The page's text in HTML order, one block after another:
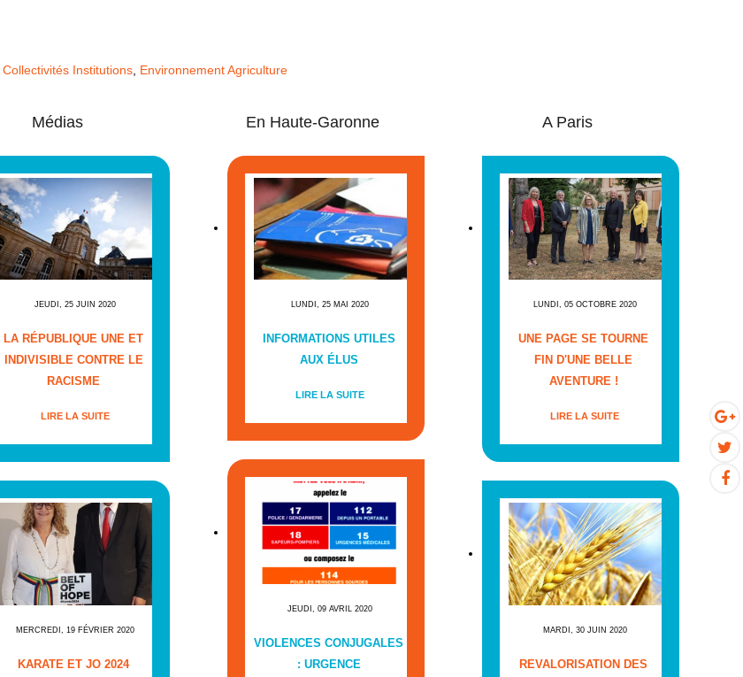
Collectivités Institutions, Environnement Agriculture
Médias
JEUDI, 25 JUIN 2020
LA RÉPUBLIQUE UNE ET
INDIVISIBLE CONTRE LE
RACISME
LIRE LA SUITE
MERCREDI, 19 FÉVRIER 2020
KARATE ET JO 2024
En Haute-Garonne
LUNDI, 25 MAI 2020
INFORMATIONS UTILES
AUX ÉLUS
LIRE LA SUITE
JEUDI, 09 AVRIL 2020
VIOLENCES CONJUGALES
: URGENCE
A Paris
LUNDI, 05 OCTOBRE 2020
UNE PAGE SE TOURNE
FIN D'UNE BELLE
AVENTURE !
LIRE LA SUITE
MARDI, 30 JUIN 2020
REVALORISATION DES